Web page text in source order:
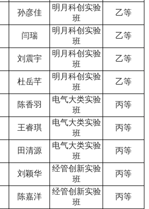
孙彦佳
明月科创实验
班
乙等
闫瑞
明月科创实验
班
乙等
刘震宇
明月科创实验
班
乙等
杜岳芊
明月科创实验
班
乙等
陈香羽
电气大类实验
班
丙等
王睿琪
电气大类实验
班
丙等
田清源
电气大类实验
班
丙等
刘颖华
经管创新实验
班
丙等
陈嘉洋
经管创新实验
班
丙等